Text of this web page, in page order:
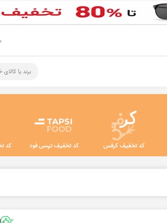
برند یا
کد تخفیف کرفس کد تخفیف تپسی فود کد
2